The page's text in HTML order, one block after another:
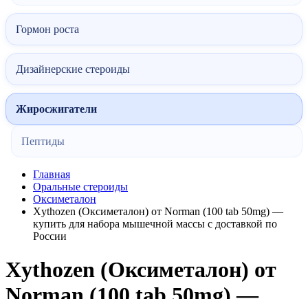
Гормон роста
Дизайнерские стероиды
Жиросжигатели
Пептиды
Главная
Оральные стероиды
Оксиметалон
Xythozen (Оксиметалон) от Norman (100 tab 50mg) —
купить для набора мышечной массы с доставкой по
России
Xythozen (Оксиметалон) от